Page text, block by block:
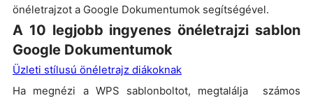
önéletrajzot a Google Dokumentumok segítségével.
A 10 legjobb ingyenes önéletrajzi sablon
Google Dokumentumok
Üzleti stílusú önéletrajz diákoknak
Ha megnézi a WPS sablonboltot, megtalálja számos